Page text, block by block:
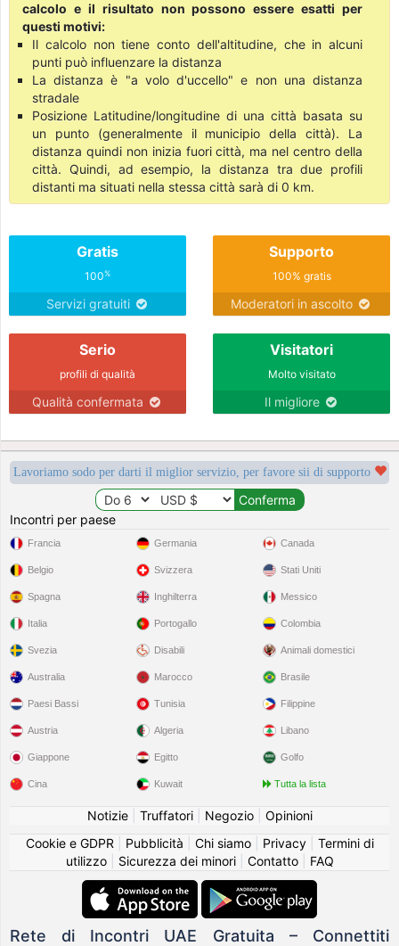
calcolo e il risultato non possono essere esatti per
questi motivi:
Il calcolo non tiene conto dell'altitudine, che in alcuni
punti può influenzare la distanza
La distanza è "a volo d'uccello" e non una distanza
stradale
Posizione Latitudine/longitudine di una città basata su
un punto (generalmente il municipio della città). La
distanza quindi non inizia fuori città, ma nel centro della
città. Quindi, ad esempio, la distanza tra due profili
distanti ma situati nella stessa città sarà di 0 km.
Gratis
100%
Servizi gratuiti
Supporto
100% gratis
Moderatori in ascolto
Serio
profili di qualità
Qualità confermata
Visitatori
Molto visitato
Il migliore
Lavoriamo sodo per darti il miglior servizio, per favore sii di supporto
Incontri per paese
Francia
Belgio
Spagna
Italia
Svezia
Germania
Svizzera
Inghilterra
Portogallo
Disabili
Canada
Stati Uniti
Messico
Colombia
Animali domestici
Australia
Paesi Bassi
Austria
Giappone
Cina
Marocco
Tunisia
Algeria
Egitto
Kuwait
Brasile
Filippine
Libano
Golfo
Tutta la lista
Notizie| Truffatori| Negozio| Opinioni
Cookie e GDPR
Pubblicità Chi siamo| Privacy| Termini di
utilizzo| Sicurezza dei minori| Contatto| FAQ
Rete di Incontri UAE Gratuita – Connettiti